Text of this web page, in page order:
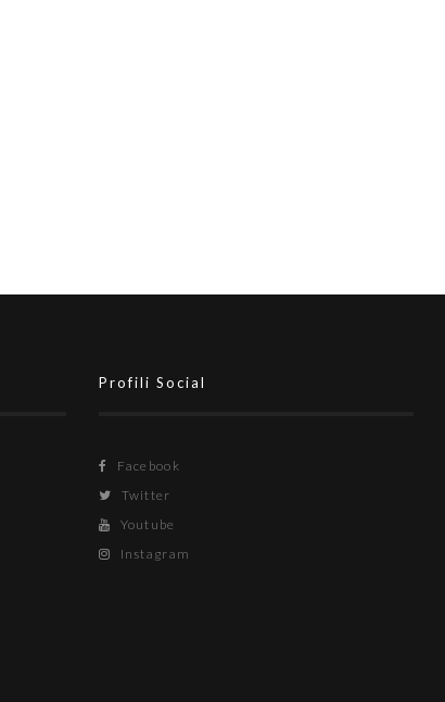
Profili Social
Facebook
Twitter
Youtube
Instagram